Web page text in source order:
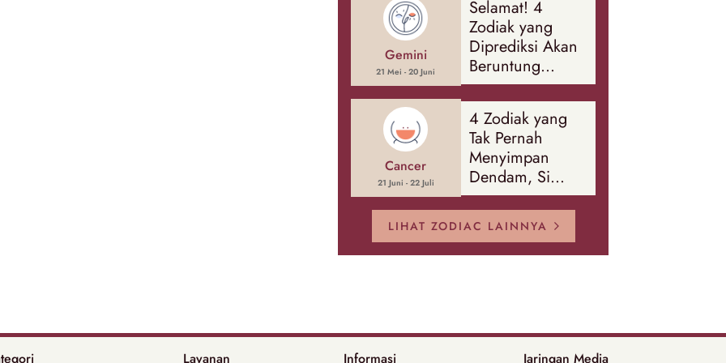
Banyak Hal
Gemini
21 Mei - 20 Juni
Selamat! 4
Zodiak yang
Diprediksi Akan
Beruntung
Sepanjang
Agustus 2026
Cancer
21 Juni - 22 Juli
4 Zodiak yang
Tak Pernah
Menyimpan
Dendam, Si
Paling Mudah
Memaafkan!
LIHAT ZODIAC LAINNYA
Layanan Informasi Jaringan Media